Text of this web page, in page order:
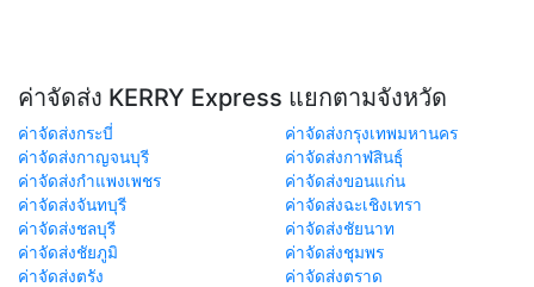
ค่าจัดส่ง KERRY Express แยกตามจังหวัด
ค่าจัดส่งกระบี่
ค่าจัดส่งกรุงเทพมหานคร
ค่าจัดส่งกาญจนบุรี
ค่าจัดส่งกาฬสินธุ์
ค่าจัดส่งกำแพงเพชร
ค่าจัดส่งขอนแก่น
ค่าจัดส่งจันทบุรี
ค่าจัดส่งฉะเชิงเทรา
ค่าจัดส่งชลบุรี
ค่าจัดส่งชัยนาท
ค่าจัดส่งชัยภูมิ
ค่าจัดส่งชุมพร
ค่าจัดส่งตรัง
ค่าจัดส่งตราด